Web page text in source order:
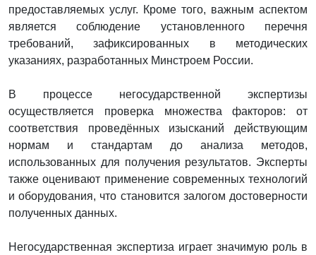
предоставляемых услуг. Кроме того, важным аспектом
является соблюдение установленного перечня
требований, зафиксированных в методических
указаниях, разработанных Минстроем России.
В процессе негосударственной экспертизы
осуществляется проверка множества факторов: от
соответствия проведённых изысканий действующим
нормам и стандартам до анализа методов,
использованных для получения результатов. Эксперты
также оценивают применение современных технологий
и оборудования, что становится залогом достоверности
полученных данных.
Негосударственная экспертиза играет значимую роль в